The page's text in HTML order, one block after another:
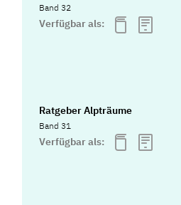
Band 32
Verfügbar als:
Ratgeber Alpträume
Band 31
Verfügbar als: